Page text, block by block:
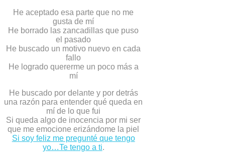
He aceptado esa parte que no me
gusta de mí
He borrado las zancadillas que puso
el pasado
He buscado un motivo nuevo en cada
fallo
He logrado quererme un poco más a
mí
He buscado por delante y por detrás
una razón para entender qué queda en
mí de lo que fui
Si queda algo de inocencia por mi ser
que me emocione erizándome la piel
Si soy feliz me pregunté que tengo
yo…Te tengo a ti.